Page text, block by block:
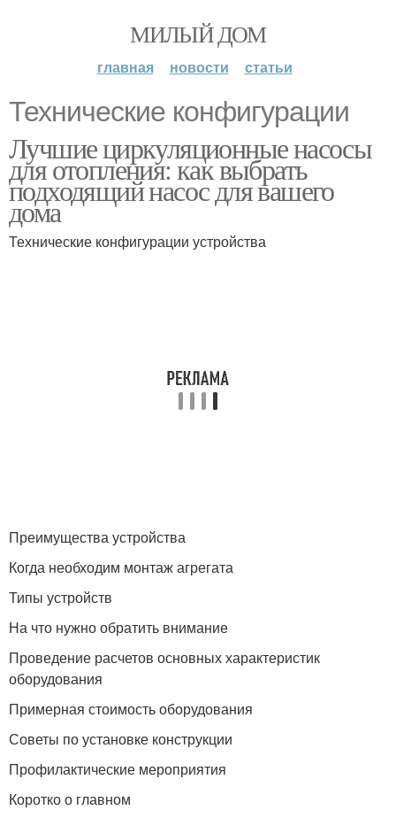
МИЛЫЙ ДОМ
главная новости статьи
Технические конфигурации
Лучшие циркуляционные насосы
для отопления: как выбрать
подходящий насос для вашего
дома
Технические конфигурации устройства
Преимущества устройства
Когда необходим монтаж агрегата
Типы устройств
На что нужно обратить внимание
Проведение расчетов основных характеристик
оборудования
Примерная стоимость оборудования
Советы по установке конструкции
Профилактические мероприятия
Коротко о главном